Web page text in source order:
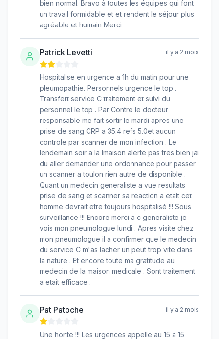
bien normal. Bravo à toutes les équipes qui font
un travail formidable et et rendent le séjour plus
agréable et humain Merci
Patrick Levetti il y a 2 mois
Hospitalise en urgence a 1h du matin pour une
pleumopathie. Personnels urgence le top .
Transfert service C traitement et suivi du
personnel le top . Par Contre le docteur
responsable me fait sortir le mardi apres une
prise de sang CRP a 35.4 refs 5.0et aucun
controle par scanner de mon infection . Le
lendemain soir a la lmaison alerte pas tres bien jai
du aller demander une ordonnance pour passer
un scanner a toulon rien autre de disponible .
Quant un medecin generaliste a vue resultats
prise de sang et scanner sa reaction a etait cet
homme devrait etre toujours hospitalisé !!! Sous
surveillance !!! Encore merci a c generaliste je
vois mon pneumologue lundi . Apres visite chez
mon pneumologue il a confirmer que le medecin
du service C m'as lacher un peut trop vite dans
la nature . Et encore toute ma gratitude au
medecin de la maison medicale . Sont traitement
a etait efficace .
Pat Patoche il y a 2 mois
Une honte !!! Les urgences appelle au 15 a 15